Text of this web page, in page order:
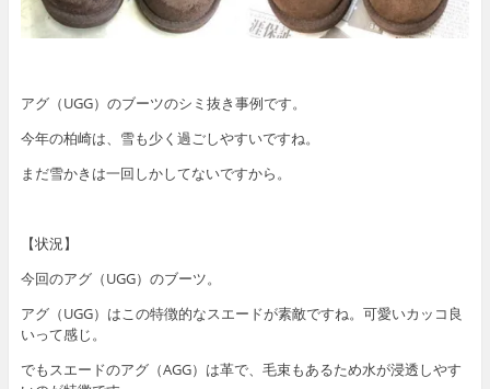
アグ（UGG）のブーツのシミ抜き事例です。
今年の柏崎は、雪も少く過ごしやすいですね。
まだ雪かきは一回しかしてないですから。
【状況】
今回のアグ（UGG）のブーツ。
アグ（UGG）はこの特徴的なスエードが素敵ですね。可愛いカッコ良
いって感じ。
でもスエードのアグ（AGG）は革で、毛束もあるため水が浸透しやす